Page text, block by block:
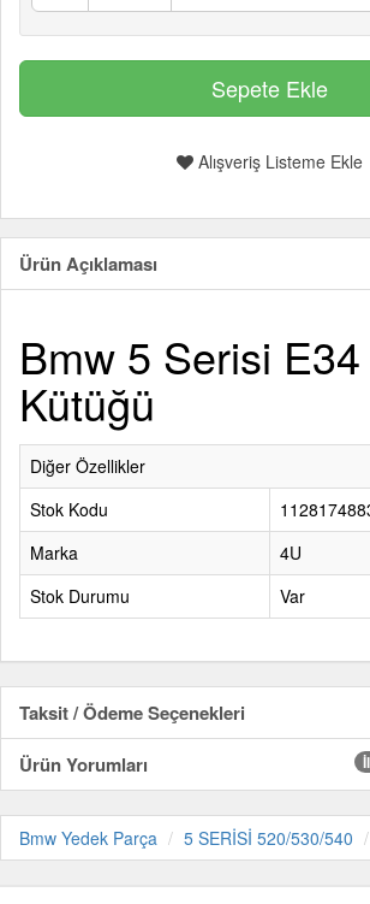
Alışveriş Listeme Ekle
Ürün Açıklaması
Bmw 5 Serisi
Kütüğü
Diğer Özellikler
Stok Kodu
Marka
4U
Stok Durumu
Var
Taksit / Ödeme Seçenekleri
Ürün Yorumları
Bmw Yedek Parça 5 SERİSİ 520/530/540